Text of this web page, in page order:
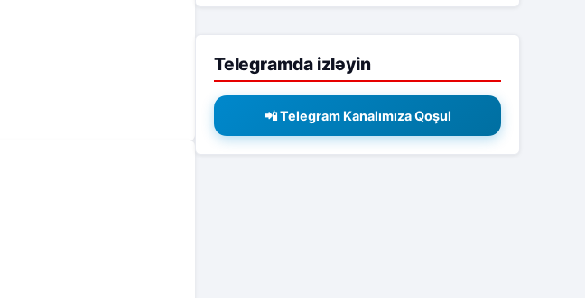
Telegramda izləyin
📲 Telegram Kanalımıza Qoşul